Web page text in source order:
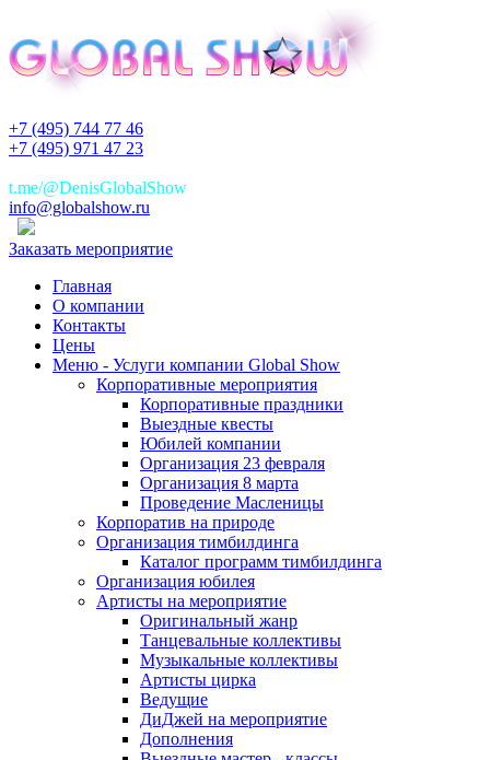
+7 (495) 744 77 46
+7 (495) 971 47 23
t.me/@DenisGlobalShow
info@globalshow.ru
Заказать мероприятие
Главная
О компании
Контакты
Цены
Меню - Услуги компании Global Show
Корпоративные мероприятия
Корпоративные праздники
Выездные квесты
Юбилей компании
Организация 23 февраля
Организация 8 марта
Проведение Масленицы
Корпоратив на природе
Организация тимбилдинга
Каталог программ тимбилдинга
Организация юбилея
Артисты на мероприятие
Оригинальный жанр
Танцевальные коллективы
Музыкальные коллективы
Артисты цирка
Ведущие
ДиДжей на мероприятие
Дополнения